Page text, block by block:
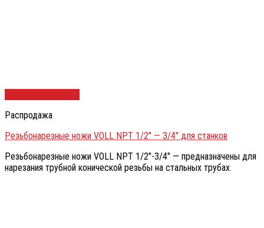
Распродажа
Резьбонарезные ножи VOLL NPT 1/2″ — 3/4″ для станков
Резьбонарезные ножи VOLL NPT 1/2″-3/4″ — предназначены для
нарезания трубной конической резьбы на стальных трубах.